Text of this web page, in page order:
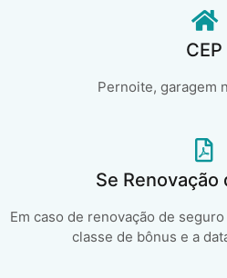
CEP
Pernoite, garagem
Se Renovação
Em caso de renovação de
classe de bônus e a